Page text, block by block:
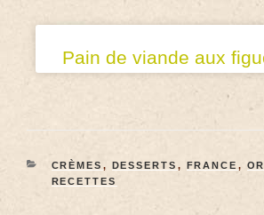
Pain de viande aux
CRÈMES , DESSERTS , FRANCE ,
RECETTES